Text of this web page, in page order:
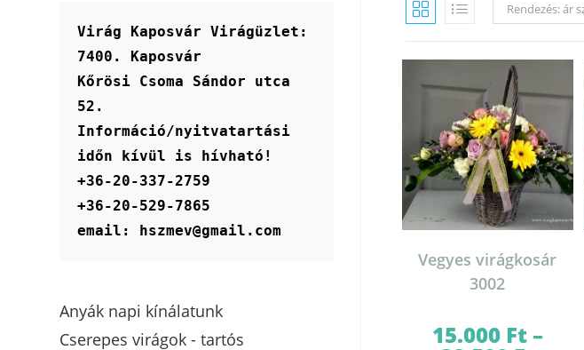
Rendezés: ár
Vegyes virágkosár
3002
15.000 Ft–
Virág Kaposvár Virágüzlet:
7400. Kaposvár
Kőrösi Csoma Sándor utca
52.
Információ/nyitvatartási
időn kívül is hívható!
+36-20-337-2759
+36-20-529-7865
email: hszmev@gmail.com
Anyák napi kínálatunk
Cserepes virágok - tartós